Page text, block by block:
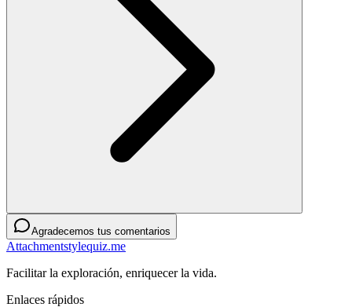
Agradecemos tus comentarios
Attachmentstylequiz.me
Facilitar la exploración, enriquecer la vida.
Enlaces rápidos